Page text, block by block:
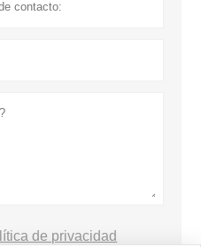
de privacidad